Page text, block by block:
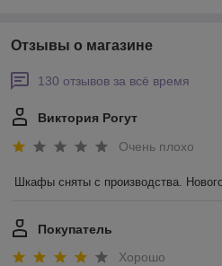
Отзывы о магазине
130 отзывов за всё время
Виктория Рогут
Очень плохо
Шкафы сняты с производства.
Покупатель
Хорошо